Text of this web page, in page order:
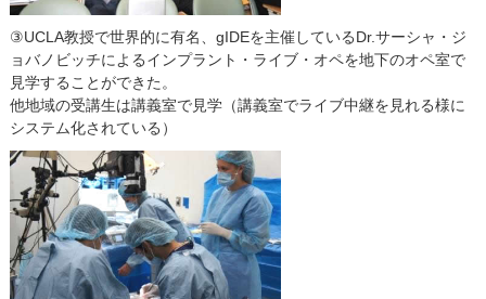
③UCLA教授で世界的に有名、gIDEを主催しているDr.サーシャ・ジ
ョバノビッチによるインプラント・ライブ・オペを地下のオペ室で
見学することができた。
他地域の受講生は講義室で見学（講義室でライブ中継を見れる様に
システム化されている）